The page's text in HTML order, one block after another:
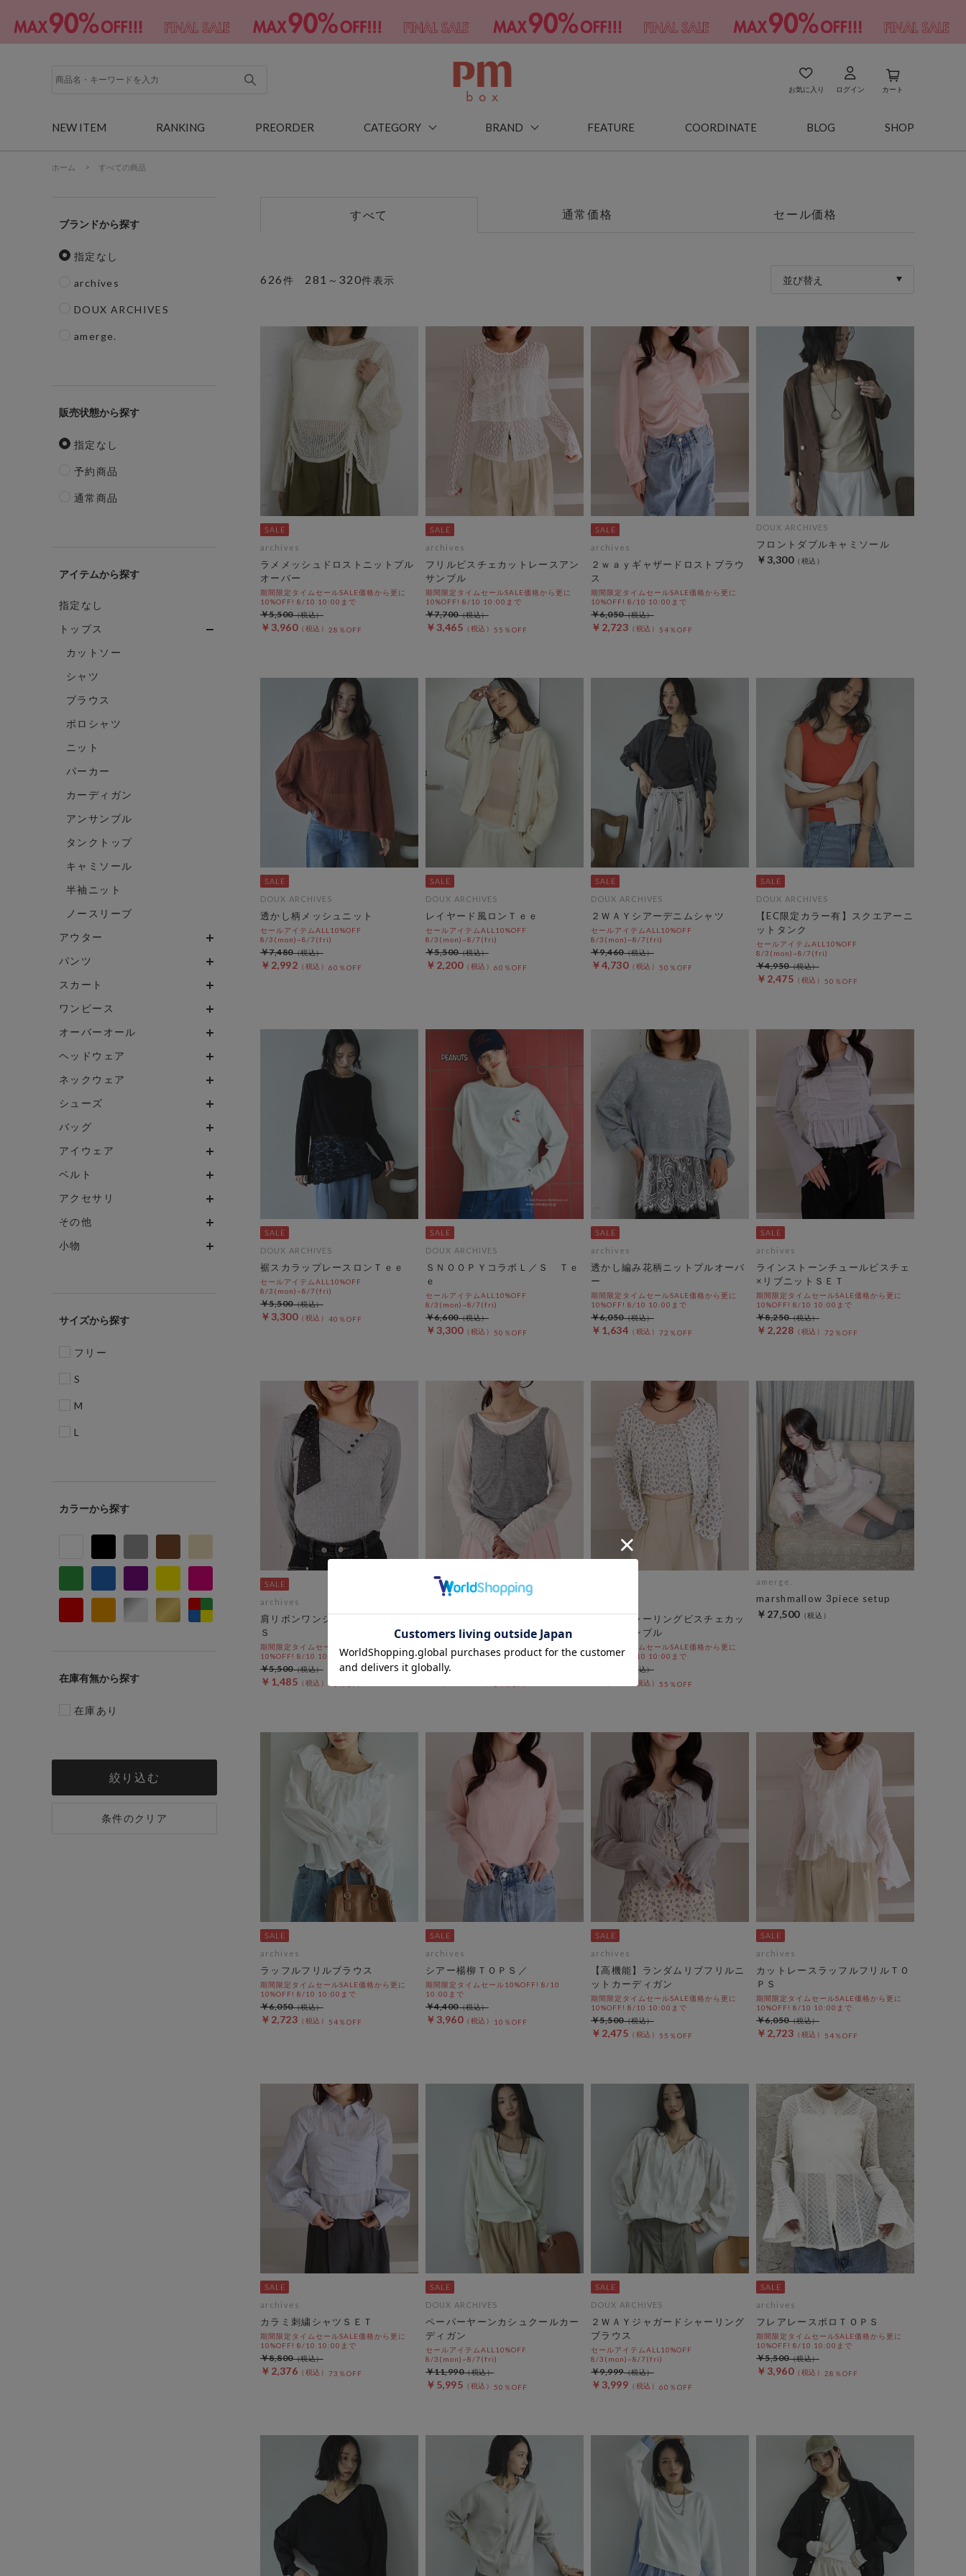
お気に入り ログイン カート
NEW ITEM RANKING PREORDER CATEGORY BRAND FEATURE COORDINATE BLOG SHOP
ホーム > すべての商品
ブランド
指定なし
archives
DOUX ARCHIVES
amerge.
販売状態
指定なし
予約商品
通常商品
アイテム
指定なし
トップス
カットソー
シャツ
ブラウス
ポロシャツ
ニット
パーカー
カーディガン
アンサンブル
タンクトップ
キャミソール
半袖ニット
ノースリーブ
アウター
パンツ
スカート
ワンピース
オーバーオール
ヘッドウェア
ネックウェア
シューズ
バッグ
アイウェア
ベルト
アクセサリ
その他
小物
サイズ
フリー
S
M
L
カラー
在庫有無
在庫あり
絞り込む
条件のクリア
すべて 通常価格 セール価格
626件 281 ～ 320件表示 並び替え
archives
ラメメッシュドロストニットプル
オーバー
期間限定タイムセールSALE価格から更に
10%OFF! 8/10 10:00まで
￥3,960 28％OFF
￥5,500
archives
フリルビスチェカットレースアン
サンブル
期間限定タイムセールSALE価格から更に
10%OFF! 8/10 10:00まで
￥3,465 55％OFF
￥7,700
archives
２ｗａｙギャザードロストブラウ
ス
期間限定タイムセールSALE価格から更に
10%OFF! 8/10 10:00まで
￥2,723 54％OFF
￥6,050
DOUX ARCHIVES
フロントダブルキャミソール
￥3,300
DOUX ARCHIVES
透かし柄メッシュニット
セールアイテムALL10%OFF
8/3(mon)~8/7(fri)
￥2,992 60％OFF
￥7,480
DOUX ARCHIVES
レイヤード風ロンＴｅｅ
セールアイテムALL10%OFF
8/3(mon)~8/7(fri)
￥2,200 60％OFF
￥5,500
DOUX ARCHIVES
２ＷＡＹシアーデニムシャツ
セールアイテムALL10%OFF
8/3(mon)~8/7(fri)
￥4,730 50％OFF
￥9,460
DOUX ARCHIVES
【EC限定カラー有】スクエアーニ
ットタンク
セールアイテムALL10%OFF
8/3(mon)~8/7(fri)
￥2,475 50％OFF
￥4,950
DOUX ARCHIVES
裾スカラップレースロンＴｅｅ
セールアイテムALL10%OFF
8/3(mon)~8/7(fri)
￥3,300 40％OFF
￥5,500
DOUX ARCHIVES
ＳＮＯＯＰＹコラボＬ／Ｓ Ｔｅ
ｅ
セールアイテムALL10%OFF
8/3(mon)~8/7(fri)
￥3,300 50％OFF
￥6,600
archives
透かし編み花柄ニットプルオーバ
ー
期間限定タイムセールSALE価格から更に
10%OFF! 8/10 10:00まで
￥1,634 72％OFF
￥6,050
archives
ラインストーンチュールビスチェ
×リブニットＳＥＴ
期間限定タイムセールSALE価格から更に
10%OFF! 8/10 10:00まで
￥2,228 72％OFF
￥8,250
archives
肩リボンワンショルカットＴＯＰ
Ｓ
期間限定タイムセールSALE価格から更に
10%OFF! 8/10 10:00まで
￥1,485 73％OFF
￥5,500
ブル
期間限定タイムセールSALE価格から更に
10%OFF! 8/10 10:00まで
￥6,050
小花柄シャーリングビスチェカッ
トアンサンブル
期間限定タイムセールSALE価格から更に
10%OFF! 8/10 10:00まで
55％OFF
amerge.
marshmallow 3piece setup
￥27,500
archives
ラッフルフリルブラウス
期間限定タイムセールSALE価格から更に
10%OFF! 8/10 10:00まで
￥2,723 54％OFF
￥6,050
archives
シアー楊柳ＴＯＰＳ／
期間限定タイムセール10%OFF! 8/10
10:00まで
￥3,960 10％OFF
￥4,400
archives
【高機能】ランダムリブフリルニ
ットカーディガン
期間限定タイムセールSALE価格から更に
10%OFF! 8/10 10:00まで
￥2,475 55％OFF
￥5,500
archives
カットレースラッフルフリルＴＯ
ＰＳ
期間限定タイムセールSALE価格から更に
10%OFF! 8/10 10:00まで
￥2,723 54％OFF
￥6,050
archives
カラミ刺繍シャツＳＥＴ
期間限定タイムセールSALE価格から更に
10%OFF! 8/10 10:00まで
￥2,376 73％OFF
￥8,800
DOUX ARCHIVES
ペーパーヤーンカシュクールカー
ディガン
セールアイテムALL10%OFF
8/3(mon)~8/7(fri)
￥5,995 50％OFF
￥11,990
DOUX ARCHIVES
２ＷＡＹジャガードシャーリング
ブラウス
セールアイテムALL10%OFF
8/3(mon)~8/7(fri)
￥3,999 60％OFF
￥9,999
archives
フレアレースポロＴＯＰＳ
期間限定タイムセールSALE価格から更に
10%OFF! 8/10 10:00まで
￥3,960 28％OFF
￥5,500